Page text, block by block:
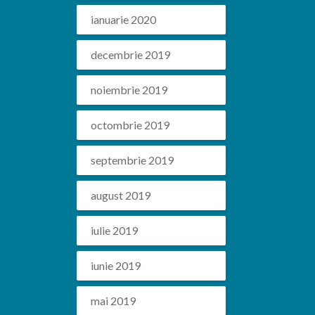
ianuarie 2020
decembrie 2019
noiembrie 2019
octombrie 2019
septembrie 2019
august 2019
iulie 2019
iunie 2019
mai 2019